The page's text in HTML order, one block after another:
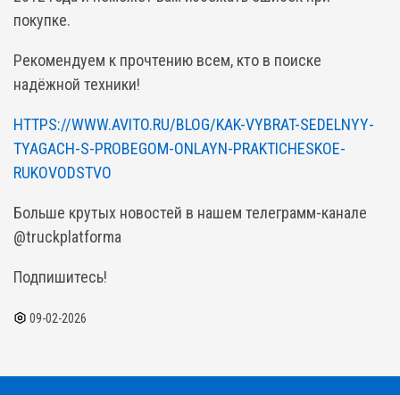
покупке.
Рекомендуем к прочтению всем, кто в поиске
надёжной техники!
HTTPS://WWW.AVITO.RU/BLOG/KAK-VYBRAT-SEDELNYY-
TYAGACH-S-PROBEGOM-ONLAYN-PRAKTICHESKOE-
RUKOVODSTVO
Больше крутых новостей в нашем телеграмм-канале
@truckplatforma
Подпишитесь!
09-02-2026